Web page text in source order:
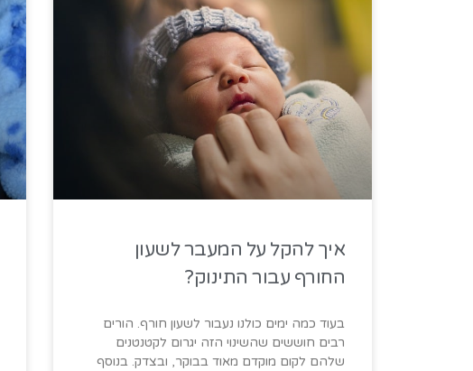
איך להקל על המעבר לשעון
החורף עבור התינוק?
בעוד כמה ימים כולנו נעבור לשעון חורף. הורים
רבים חוששים שהשינוי הזה יגרום לקטנטנים
שלהם לקום מוקדם מאוד בבוקר, ובצדק. בנוסף